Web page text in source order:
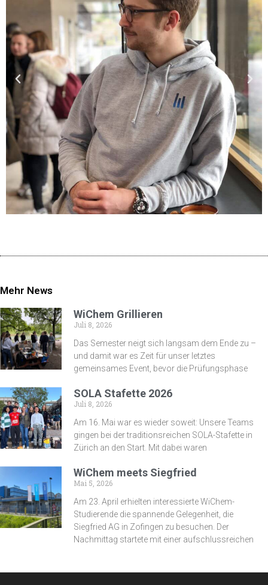
Mehr News
WiChem Grillieren
Juli 8, 2026
Das Semester neigt sich langsam dem Ende zu –
und damit war es Zeit für unser letztes
gemeinsames Event, bevor die Prüfungsphase
SOLA Stafette 2026
Juli 8, 2026
Am 16. Mai war es wieder soweit: Unsere Teams
gingen bei der traditionsreichen SOLA-Stafette in
Zürich an den Start. Mit dabei waren
WiChem meets Siegfried
Mai 5, 2026
Am 23. April erhielten interessierte WiChem-
Studierende die spannende Gelegenheit, die
Siegfried AG in Zofingen zu besuchen. Der
Nachmittag startete mit einer aufschlussreichen